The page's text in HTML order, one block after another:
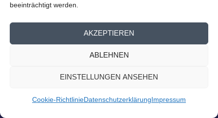
beeinträchtigt werden.
AKZEPTIEREN
ABLEHNEN
EINSTELLUNGEN ANSEHEN
Cookie-RichtlinieDatenschutzerklärungImpressum